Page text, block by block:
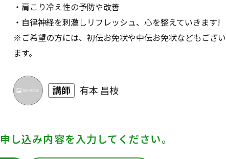
・肩こり冷え性の予防や改善
・自律神経を刺激しリフレッシュ、心を整えていきます!
※ご希望の方には、初伝お免状や中伝お免状などもござい
ます。
講師 有本 昌枝
申し込み内容を入力してください。